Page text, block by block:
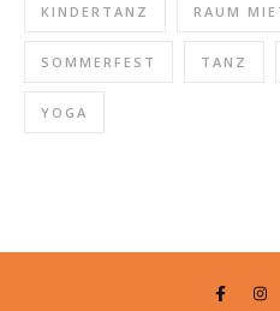
KINDERTANZ RAUM
SOMMERFEST TANZ
YOGA